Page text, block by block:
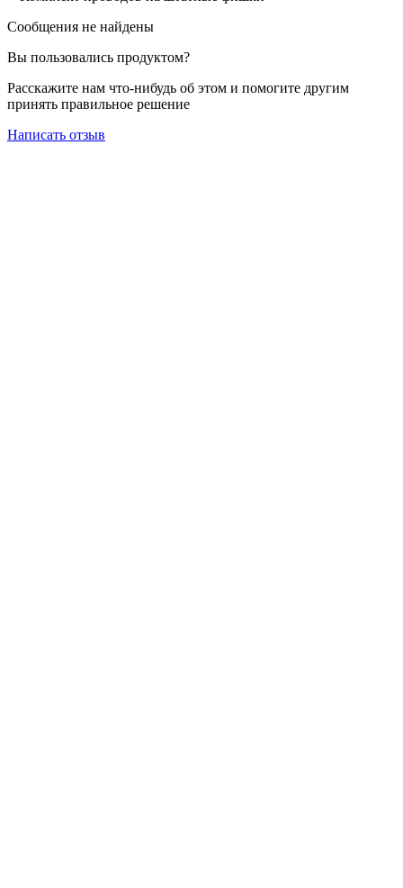
Сообщения не найдены
Вы пользовались продуктом?
Расскажите нам что-нибудь об этом и помогите другим
принять правильное решение
Написать отзыв